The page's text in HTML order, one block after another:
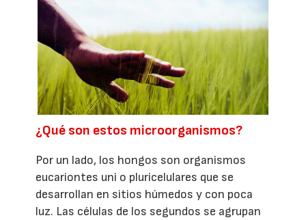
¿Qué son estos microorganismos?
Por un lado, los hongos son organismos
eucariontes uni o pluricelulares que se
desarrollan en sitios húmedos y con poca
luz. Las células de los segundos se agrupan